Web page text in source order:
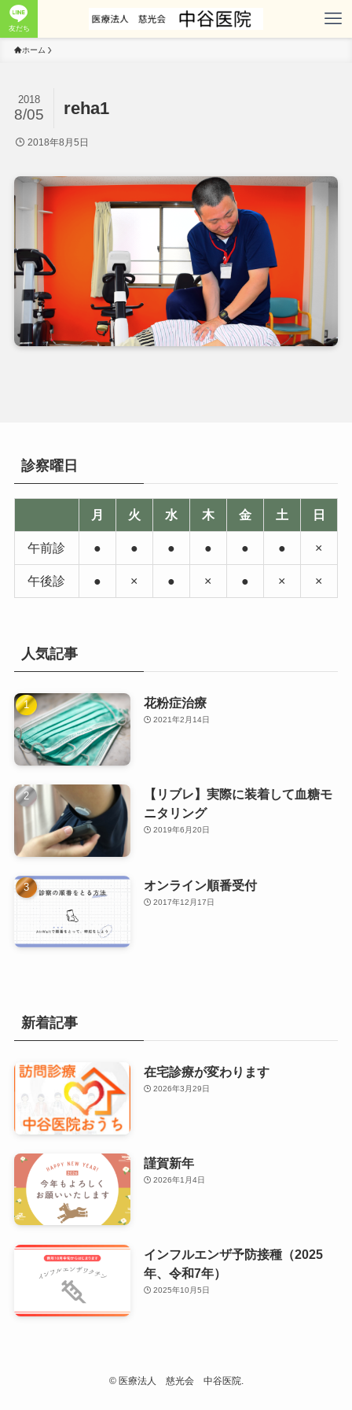
友だち
ホーム
reha1
2018
8/05
2018年8月5日
診察曜日
月 火 水 木 金 土 日
午前診 ● ● ● ● ● ● ×
午後診 ● × ● × ● × ×
人気記事
花粉症治療
2021年2月14日
【リブレ】実際に装着して血糖モ
ニタリング
2019年6月20日
オンライン順番受付
2017年12月17日
新着記事
在宅診療が変わります
2026年3月29日
謹賀新年
2026年1月4日
インフルエンザ予防接種（2025
年、令和7年）
2025年10月5日
©医療法人 慈光会 中谷医院.